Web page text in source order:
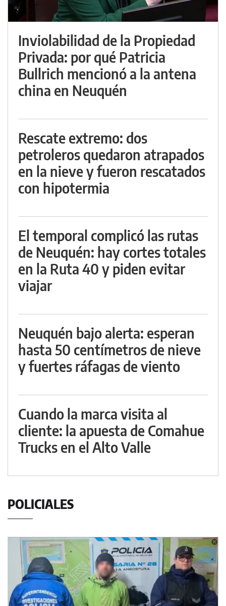
Inviolabilidad de la Propiedad
Privada: por qué Patricia
Bullrich mencionó a la antena
china en Neuquén
Rescate extremo: dos
petroleros quedaron atrapados
en la nieve y fueron rescatados
con hipotermia
El temporal complicó las rutas
de Neuquén: hay cortes totales
en la Ruta 40 y piden evitar
viajar
Neuquén bajo alerta: esperan
hasta 50 centímetros de nieve
y fuertes ráfagas de viento
Cuando la marca visita al
cliente: la apuesta de Comahue
Trucks en el Alto Valle
POLICIALES